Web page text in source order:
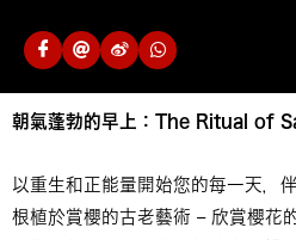
朝氣蓬勃的早上： The Ritual of
以重生和正能量開始您的每一天，
根植於賞櫻的古老藝術 – 欣賞櫻花